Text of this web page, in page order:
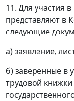
11. Для участия
представляют в
следующие
а) заявление,
б) заверенные в
трудовой